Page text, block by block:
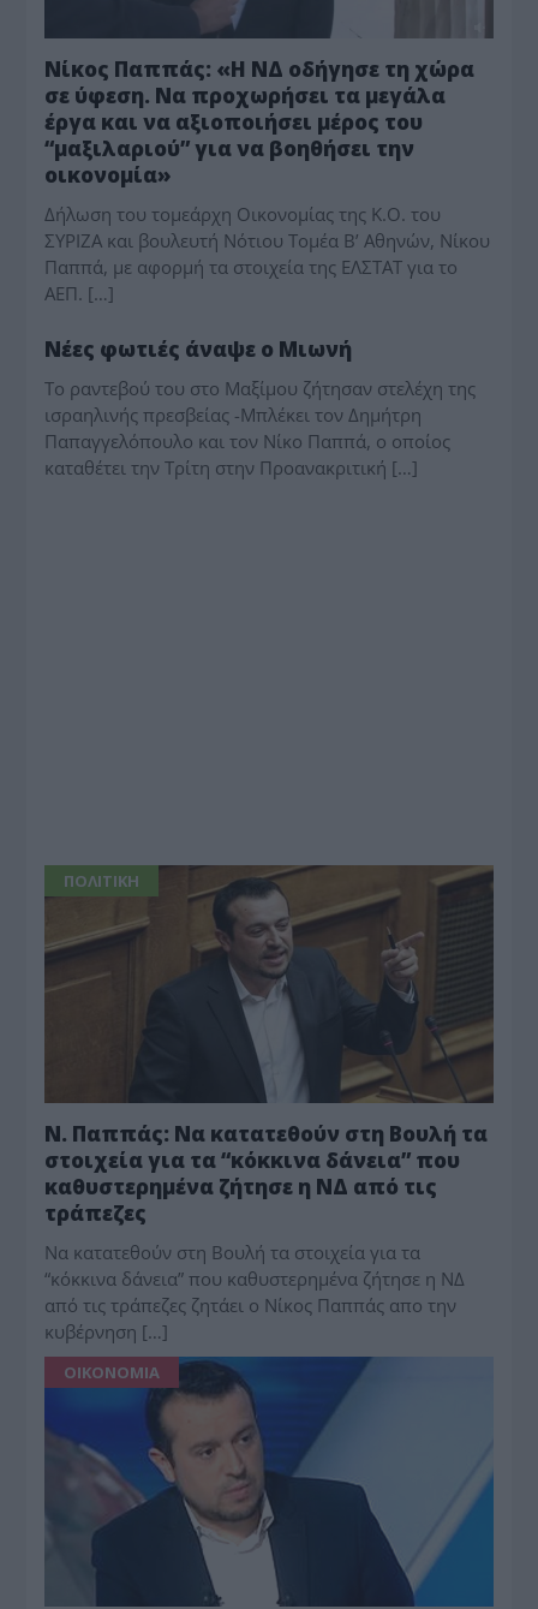
Νίκος Παππάς: «Η ΝΔ οδήγησε τη χώρα
σε ύφεση. Να προχωρήσει τα μεγάλα
έργα και να αξιοποιήσει μέρος του
“μαξιλαριού” για να βοηθήσει την
οικονομία»
Δήλωση του τομεάρχη Οικονομίας της Κ.Ο. του
ΣΥΡΙΖΑ και βουλευτή Νότιου Τομέα Β’ Αθηνών, Νίκου
Παππά, με αφορμή τα στοιχεία της ΕΛΣΤΑΤ για το
ΑΕΠ. […]
Νέες φωτιές άναψε ο Μιωνή
Το ραντεβού του στο Μαξίμου ζήτησαν στελέχη της
ισραηλινής πρεσβείας -Μπλέκει τον Δημήτρη
Παπαγγελόπουλο και τον Νίκο Παππά, ο οποίος
καταθέτει την Τρίτη στην Προανακριτική […]
ΠΟΛΙΤΙΚΗ
Ν. Παππάς: Να κατατεθούν στη Βουλή τα
στοιχεία για τα “κόκκινα δάνεια” που
καθυστερημένα ζήτησε η ΝΔ από τις
τράπεζες
Να κατατεθούν στη Βουλή τα στοιχεία για τα
“κόκκινα δάνεια” που καθυστερημένα ζήτησε η ΝΔ
από τις τράπεζες ζητάει ο Νίκος Παππάς απο την
κυβέρνηση […]
ΟΙΚΟΝΟΜΙΑ